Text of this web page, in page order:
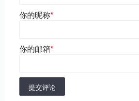
你的昵称*
你的邮箱*
提交评论